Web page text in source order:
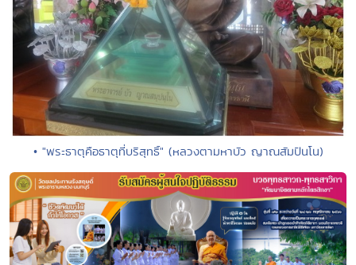
• "พระธาตุคือธาตุที่บริสุทธิ์" (หลวงตามหาบัว ญาณสัมปันโน)